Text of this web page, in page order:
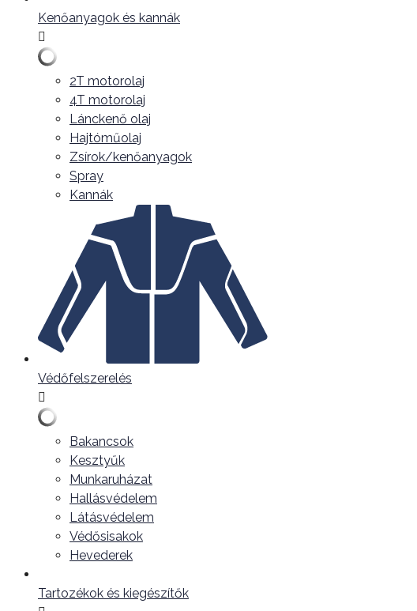
Kenőanyagok és kannák
2T motorolaj
4T motorolaj
Lánckenő olaj
Hajtóműolaj
Zsírok/kenőanyagok
Spray
Kannák
Védőfelszerelés
Bakancsok
Kesztyűk
Munkaruházat
Hallásvédelem
Látásvédelem
Védősisakok
Hevederek
Tartozékok és kiegészítők